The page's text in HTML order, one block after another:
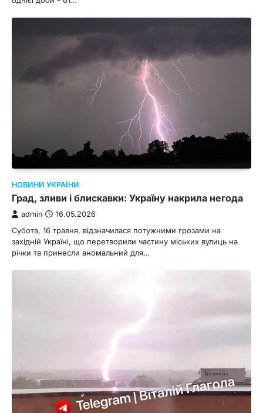
НОВИНИ УКРАЇНИ
Град, зливи і блискавки: Україну накрила негода
admin 16.05.2026
Субота, 16 травня, відзначилася потужними грозами на
західній Україні, що перетворили частину міських вулиць на
річки та принесли аномальний для…